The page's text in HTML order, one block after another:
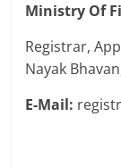
Ministry Of
Registrar,
Nayak
E-Mail: